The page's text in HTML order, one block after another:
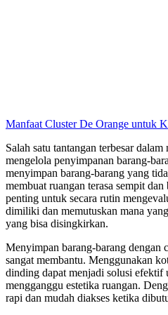
Manfaat Cluster De Orange untuk
Salah satu tantangan terbesar
mengelola penyimpanan barang-
menyimpan barang-barang yang
membuat ruangan terasa sempit
penting untuk secara rutin
dimiliki dan memutuskan mana
yang bisa disingkirkan.
Menyimpan barang-barang dengan
sangat membantu. Menggunakan
dinding dapat menjadi solusi efektif
mengganggu estetika ruangan.
rapi dan mudah diakses ketika